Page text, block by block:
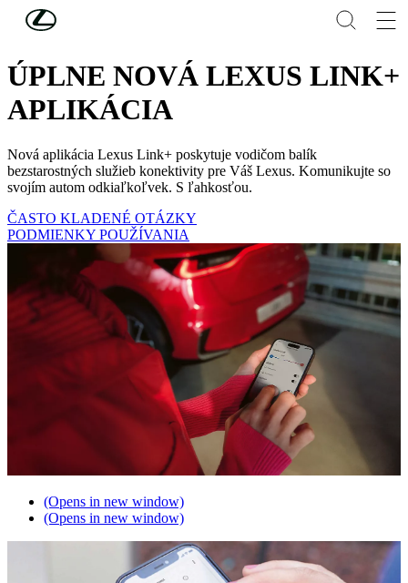
Skip to Main Content
EŠTE LEPŠIA KOMUNIKÁCIA
ÚPLNE NOVÁ LEXUS LINK+
APLIKÁCIA
Nová aplikácia Lexus Link+ poskytuje vodičom balík
bezstarostných služieb konektivity pre Váš Lexus. Komunikujte so
svojím autom odkiaľkoľvek. S ľahkosťou.
ČASTO KLADENÉ OTÁZKY
PODMIENKY POUŽÍVANIA
(Opens in new window)
(Opens in new window)